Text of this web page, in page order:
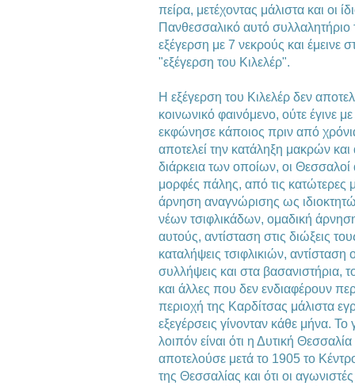
πείρα, μετέχοντας μάλιστα και οι
Πανθεσσαλικό αυτό συλλαλητήριο
εξέγερση με 7 νεκρούς και έμεινε
"εξέγερση του Κιλελέρ".
Η εξέγερση του Κιλελέρ δεν
κοινωνικό φαινόμενο, ούτε έγινε
εκφώνησε κάποιος πριν από
αποτελεί την κατάληξη μακρών
διάρκεια των οποίων, οι Θεσσαλοί
μορφές πάλης, από τις κατώτερες
άρνηση αναγνώρισης ως
νέων τσιφλικάδων, ομαδική
αυτούς, αντίσταση στις διώξεις
καταλήψεις τσιφλικιών, αντίσταση
συλλήψεις και στα βασανιστήρια,
και άλλες που δεν ενδιαφέρουν
περιοχή της Καρδίτσας μάλιστα
εξεγέρσεις γίνονταν κάθε μήνα.
λοιπόν είναι ότι η Δυτική
αποτελούσε μετά το 1905 το
της Θεσσαλίας και ότι οι